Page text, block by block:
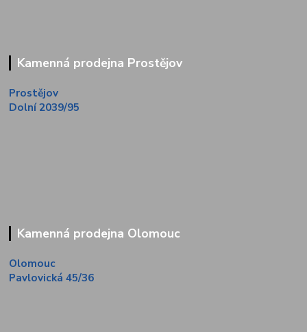
Kamenná prodejna Prostějov
Prostějov
Dolní 2039/95
Kamenná prodejna Olomouc
Olomouc
Pavlovická 45/36